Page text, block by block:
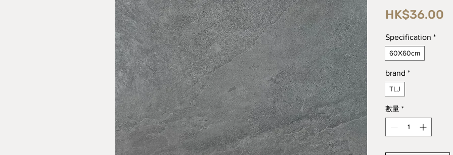
HK$36.00
Specification *
60X60cm
brand *
TLJ
數量 *